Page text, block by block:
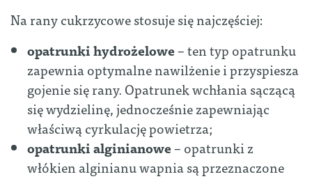
Na rany cukrzycowe stosuje się najczęściej:
opatrunki hydrożelowe– ten typ opatrunku
zapewnia optymalne nawilżenie i przyspiesza
gojenie się rany. Opatrunek wchłania sączącą
się wydzielinę, jednocześnie zapewniając
właściwą cyrkulację powietrza;
opatrunki alginianowe– opatrunki z
włókien alginianu wapnia są przeznaczone